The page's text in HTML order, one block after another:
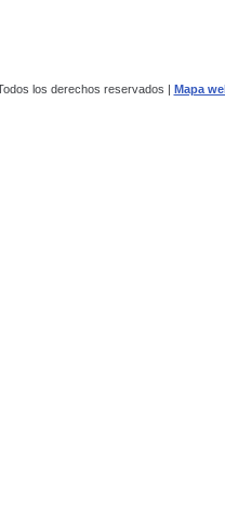
los derechos reservados | Mapa